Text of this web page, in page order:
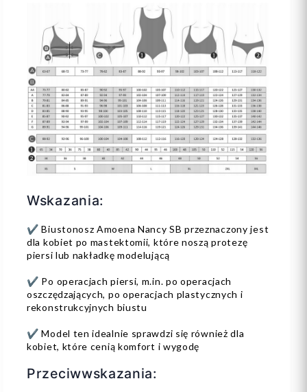
Wskazania:
✔️ Biustonosz Amoena Nancy SB przeznaczony jest
dla kobiet po mastektomii, które noszą protezę
piersi lub nakładkę modelującą
✔️ Po operacjach piersi, m.in. po operacjach
oszczędzających, po operacjach plastycznych i
rekonstrukcyjnych biustu
✔️ Model ten idealnie sprawdzi się również dla
kobiet, które cenią komfort i wygodę
Przeciwwskazania: